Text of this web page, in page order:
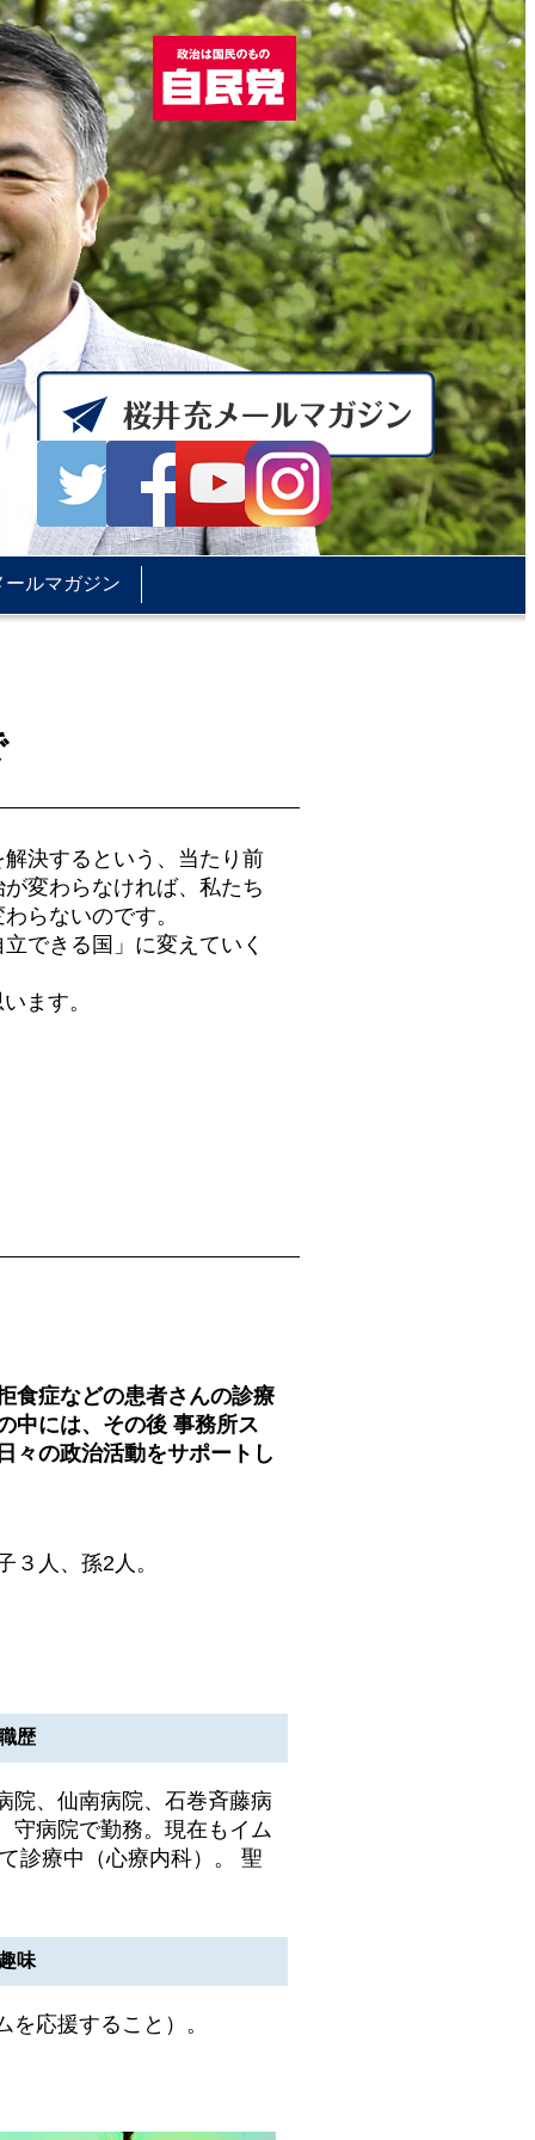
ールマガジン
決するという、当たり前
変わらなければ、私たち
らないのです。
できる国」に変えていく
ます。
食症などの患者さんの診療
中には、その後 事務所ス
々の政治活動をサポートし
３人、孫2人。
歴
院、仙南病院、石巻斉藤病
守病院で勤務。現在もイム
診療中（心療内科）。 聖
味
応援すること）。